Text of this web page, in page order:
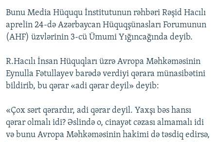
Bunu Media Hüququ İnstitutunun rəhbəri Rəşid Hacılı
aprelin 24-də Azərbaycan Hüquqşünasları Forumunun
(AHF) üzvlərinin 3-cü Ümumi Yığıncağında deyib.
R.Hacılı İnsan Hüquqları üzrə Avropa Məhkəməsinin
Eynulla Fətullayev barədə verdiyi qərara münasibətini
bildirib, bu qərar «adi qərar deyil» deyib:
«Çox sərt qərardır, adi qərar deyil. Yaxşı bəs hansı
qərar olmalı idi? Əslində o, cinayət cəzası almamalı idi
və bunu Avropa Məhkəməsinin hakimi də təsdiq edirsə,